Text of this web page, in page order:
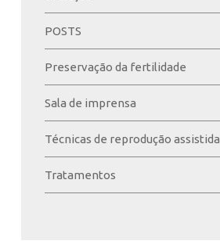
POSTS
Preservação da fertilidade
Sala de imprensa
Técnicas de reprodução assistida
Tratamentos